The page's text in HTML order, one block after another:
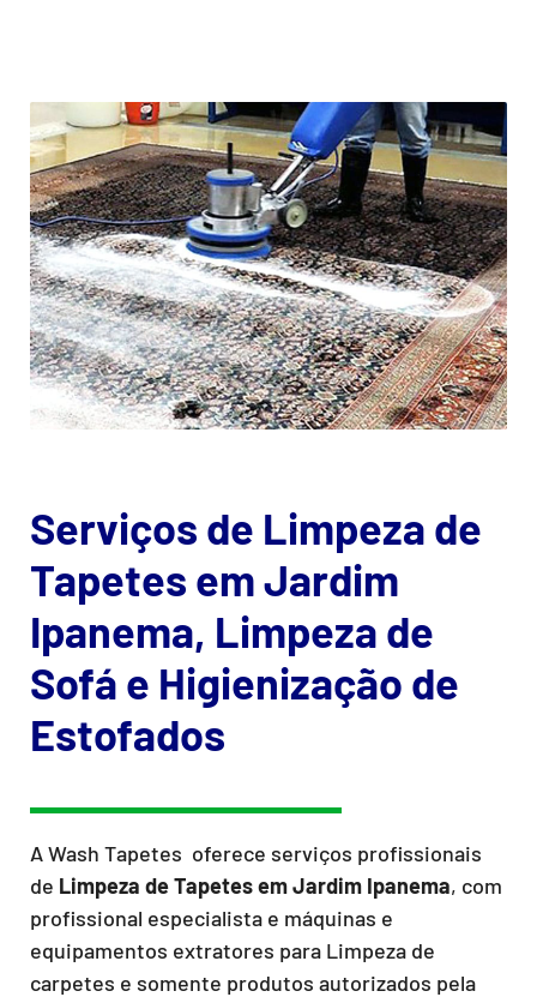
Serviços de Limpeza de
Tapetes em Jardim
Ipanema, Limpeza de
Sofá e Higienização de
Estofados
A Wash Tapetes oferece serviços profissionais
de Limpeza de Tapetesem Jardim Ipanema, com
profissional especialista e máquinas e
equipamentos extratores para Limpeza de
carpetes e somente produtos autorizados pela